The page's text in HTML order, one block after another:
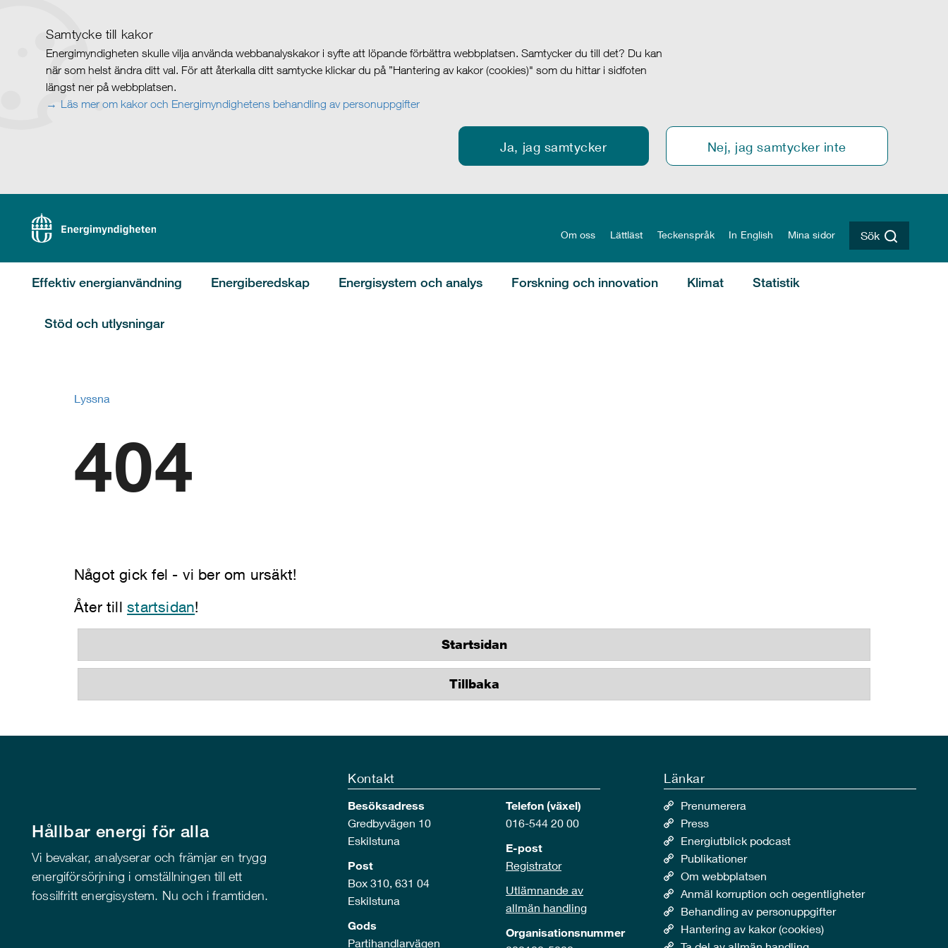
Samtycke till kakor
Energimyndigheten skulle vilja använda webbanalyskakor i syfte att löpande förbättra webbplatsen. Samtycker du till det? Du kan
när som helst ändra ditt val. För att återkalla ditt samtycke klickar du på ”Hantering av kakor (cookies)" som du hittar i sidfoten
längst ner på webbplatsen.
Läs mer om kakor och Energimyndighetens behandling av personuppgifter
Ja, jag samtycker Nej, jag samtycker inte
Om oss Lättläst Teckenspråk In English Mina sidor Sök
Effektiv energianvändning Energiberedskap Energisystem och analys Forskning och innovation Klimat Statistik
Stöd och utlysningar
Lyssna
404
Något gick fel - vi ber om ursäkt!
Åter tillstartsidan!
Startsidan
Tillbaka
Hållbar energi för alla
Vi bevakar, analyserar och främjar en trygg
energiförsörjning i omställningen till ett
fossilfritt energisystem. Nu och i framtiden.
Kontakt
Besöksadress
Gredbyvägen 10
Eskilstuna
Post
Box 310, 631 04
Eskilstuna
Gods
Partihandlarvägen
Telefon (växel)
016-544 20 00
E-post
Registrator
Utlämnande av
allmän handling
Organisationsnummer
Länkar
Prenumerera
Press
Energiutblick podcast
Publikationer
Om webbplatsen
Anmäl korruption och oegentligheter
Behandling av personuppgifter
Hantering av kakor (cookies)